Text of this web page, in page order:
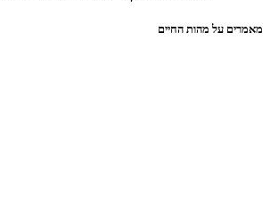
מאמרים על מהות החיים